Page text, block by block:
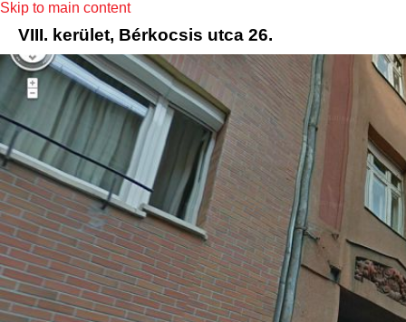
Skip to main content
VIII. kerület, Bérkocsis utca 26.